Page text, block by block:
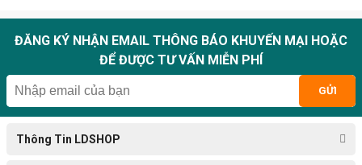
ĐĂNG KÝ NHẬN EMAIL THÔNG BÁO KHUYẾN MẠI HOẶC
ĐỂ ĐƯỢC TƯ VẤN MIỄN PHÍ
GỬI
Thông Tin LDSHOP